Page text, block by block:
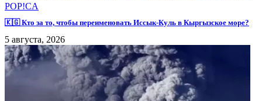
POP!CA
🇰🇬 Кто за то, чтобы переименовать Иссык-Куль в Кыргызское море?
5 августа, 2026